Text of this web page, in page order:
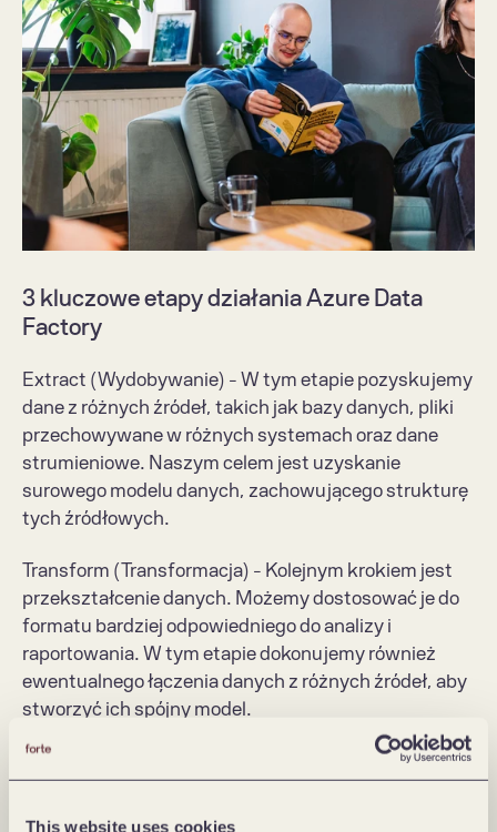
This website uses cookies
3 kluczowe etapy działania Azure Data
Factory
Extract (Wydobywanie) - W tym etapie pozyskujemy
dane z różnych źródeł, takich jak bazy danych, pliki
przechowywane w różnych systemach oraz dane
strumieniowe. Naszym celem jest uzyskanie
surowego modelu danych, zachowującego strukturę
tych źródłowych.
Transform (Transformacja) - Kolejnym krokiem jest
przekształcenie danych. Możemy dostosować je do
formatu bardziej odpowiedniego do analizy i
raportowania. W tym etapie dokonujemy również
ewentualnego łączenia danych z różnych źródeł, aby
stworzyć ich spójny model.
Load (Ładowanie) - Na ostatnim etapie
przekształcone dane są ładowane do docelowego
miejsca, zazwyczaj w bardziej przydatnym i